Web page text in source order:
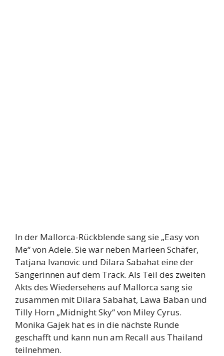
In der Mallorca-Rückblende sang sie „Easy von
Me“ von Adele. Sie war neben Marleen Schäfer,
Tatjana Ivanovic und Dilara Sabahat eine der
Sängerinnen auf dem Track. Als Teil des zweiten
Akts des Wiedersehens auf Mallorca sang sie
zusammen mit Dilara Sabahat, Lawa Baban und
Tilly Horn „Midnight Sky“ von Miley Cyrus.
Monika Gajek hat es in die nächste Runde
geschafft und kann nun am Recall aus Thailand
teilnehmen.